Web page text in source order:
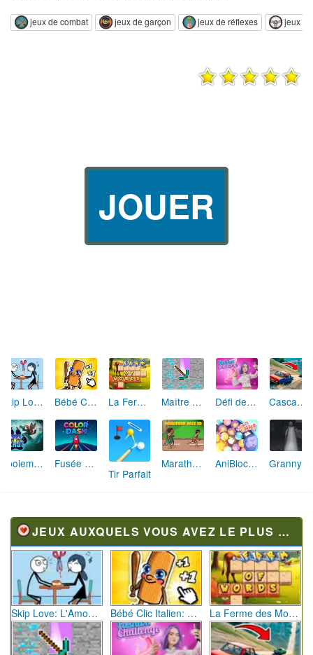
jeux de combat jeux de garçon jeux de réflexes jeux
JOUER
Skip Love: L'Amour en Péril Bébé Clic Italien: La Folie des Petits Bambins La Ferme des Mots - Cultivez votre Vocabulaire Maître de la Destruction: Fusion de Pioches Défi de Mode: Star du Podium Cascades Folles 3D
Aboiement Stellaire : Aventure Canine Fusée Chromatique: La Course des Couleurs
Tir Parfait
Marathon Champion io AniBlocos: Connecte les Animaux Mignons!
JEUX AUXQUELS VOUS AVEZ LE PLUS JOUÉ
Skip Love: L'Amour en Péril Bébé Clic Italien: La Folie des Petits Bambins La Ferme des Mots - Cultivez votre Vocabulaire